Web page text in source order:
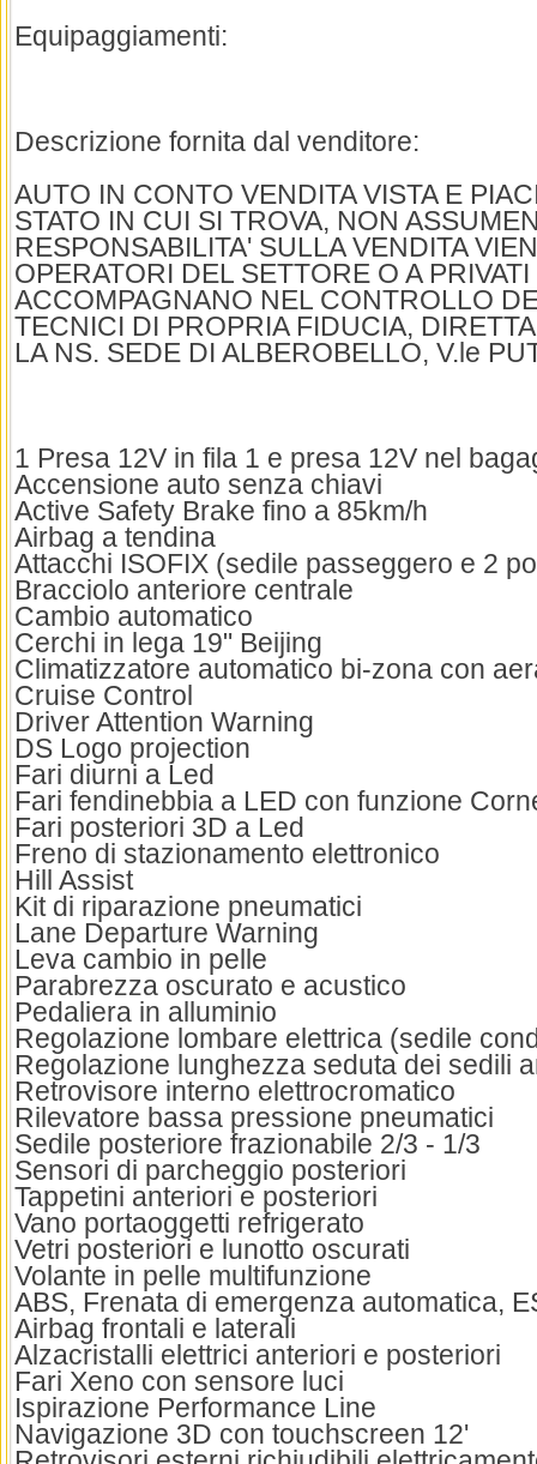
Equipaggiamenti:
Descrizione fornita dal venditore:
AUTO IN CONTO VENDITA VISTA E
STATO IN CUI SI TROVA, NON
RESPONSABILITA' SULLA VENDITA
OPERATORI DEL SETTORE O A
ACCOMPAGNANO NEL CONTROLLO
TECNICI DI PROPRIA FIDUCIA,
LA NS. SEDE DI ALBEROBELLO, V.le
1 Presa 12V in fila 1 e presa 12V nel
Accensione auto senza chiavi
Active Safety Brake fino a 85km/h
Airbag a tendina
Attacchi ISOFIX (sedile passeggero e 2
Bracciolo anteriore centrale
Cambio automatico
Cerchi in lega 19" Beijing
Climatizzatore automatico bi-zona con
Cruise Control
Driver Attention Warning
DS Logo projection
Fari diurni a Led
Fari fendinebbia a LED con funzione
Fari posteriori 3D a Led
Freno di stazionamento elettronico
Hill Assist
Kit di riparazione pneumatici
Lane Departure Warning
Leva cambio in pelle
Parabrezza oscurato e acustico
Pedaliera in alluminio
Regolazione lombare elettrica (sedile
Regolazione lunghezza seduta dei sedili
Retrovisore interno elettrocromatico
Rilevatore bassa pressione pneumatici
Sedile posteriore frazionabile 2/3 - 1/3
Sensori di parcheggio posteriori
Tappetini anteriori e posteriori
Vano portaoggetti refrigerato
Vetri posteriori e lunotto oscurati
Volante in pelle multifunzione
ABS, Frenata di emergenza automatica,
Airbag frontali e laterali
Alzacristalli elettrici anteriori e posteriori
Fari Xeno con sensore luci
Ispirazione Performance Line
Navigazione 3D con touchscreen 12'